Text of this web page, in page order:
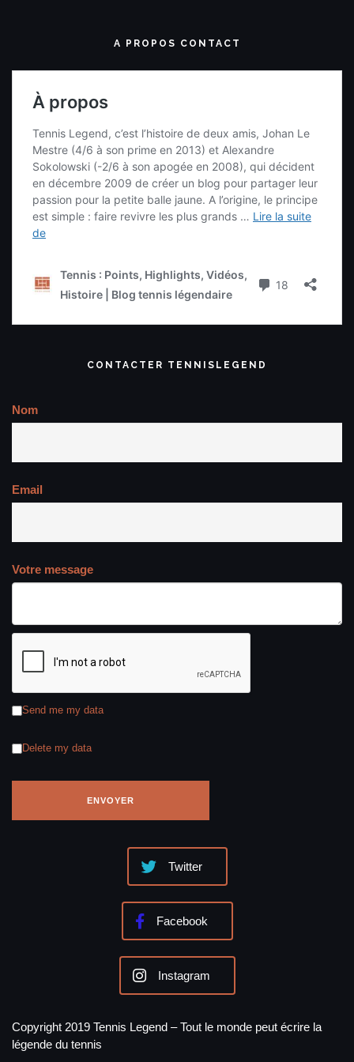
A PROPOS CONTACT
CONTACTER TENNISLEGEND
Nom
Email
Votre message
Send me my data
Delete my data
Twitter
Facebook
Instagram
Copyright 2019 Tennis Legend – Tout le monde peut écrire la
légende du tennis